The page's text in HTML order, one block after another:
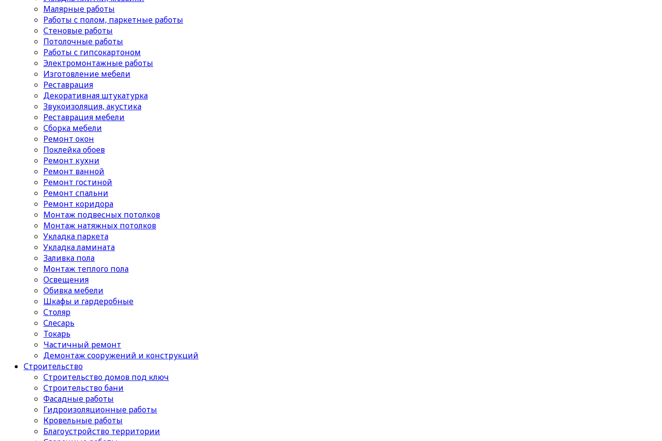
Малярные работы
Работы с полом, паркетные работы
Стеновые работы
Потолочные работы
Работы с гипсокартоном
Электромонтажные работы
Изготовление мебели
Реставрация
Декоративная штукатурка
Звукоизоляция, акустика
Реставрация мебели
Сборка мебели
Ремонт окон
Поклейка обоев
Ремонт кухни
Ремонт ванной
Ремонт гостиной
Ремонт спальни
Ремонт коридора
Монтаж подвесных потолков
Монтаж натяжных потолков
Укладка паркета
Укладка ламината
Заливка пола
Монтаж теплого пола
Освещения
Обивка мебели
Шкафы и гардеробные
Столяр
Слесарь
Токарь
Частичный ремонт
Демонтаж сооружений и конструкций
Строительство
Строительство домов под ключ
Строительство бани
Фасадные работы
Гидроизоляционные работы
Кровельные работы
Благоустройство территории